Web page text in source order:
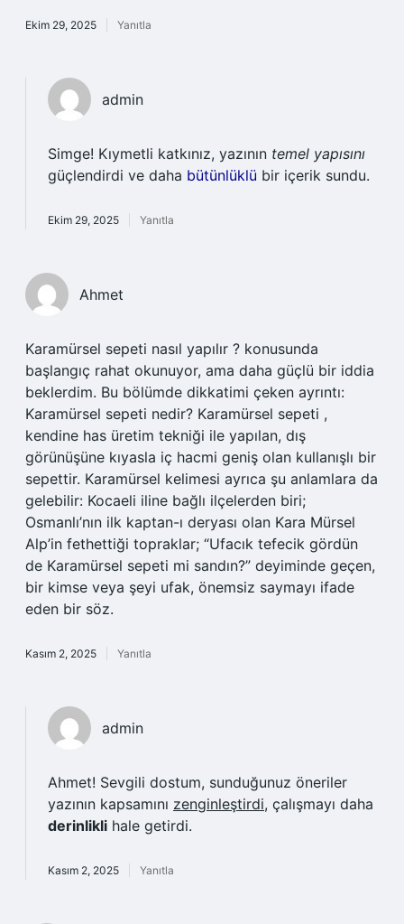
Ekim 29, 2025 Yanıtla
admin
Simge! Kıymetli katkınız, yazının temel yapısını
güçlendirdi ve daha bütünlüklü bir içerik sundu.
Ekim 29, 2025 Yanıtla
Ahmet
Karamürsel sepeti nasıl yapılır ? konusunda
başlangıç rahat okunuyor, ama daha güçlü bir iddia
beklerdim. Bu bölümde dikkatimi çeken ayrıntı:
Karamürsel sepeti nedir? Karamürsel sepeti ,
kendine has üretim tekniği ile yapılan, dış
görünüşüne kıyasla iç hacmi geniş olan kullanışlı bir
sepettir. Karamürsel kelimesi ayrıca şu anlamlara da
gelebilir: Kocaeli iline bağlı ilçelerden biri;
Osmanlı’nın ilk kaptan-ı deryası olan Kara Mürsel
Alp’in fethettiği topraklar; “Ufacık tefecik gördün
de Karamürsel sepeti mi sandın?” deyiminde geçen,
bir kimse veya şeyi ufak, önemsiz saymayı ifade
eden bir söz.
Kasım 2, 2025 Yanıtla
admin
Ahmet! Sevgili dostum, sunduğunuz öneriler
yazının kapsamını zenginleştirdi, çalışmayı daha
derinlikli hale getirdi.
Kasım 2, 2025 Yanıtla